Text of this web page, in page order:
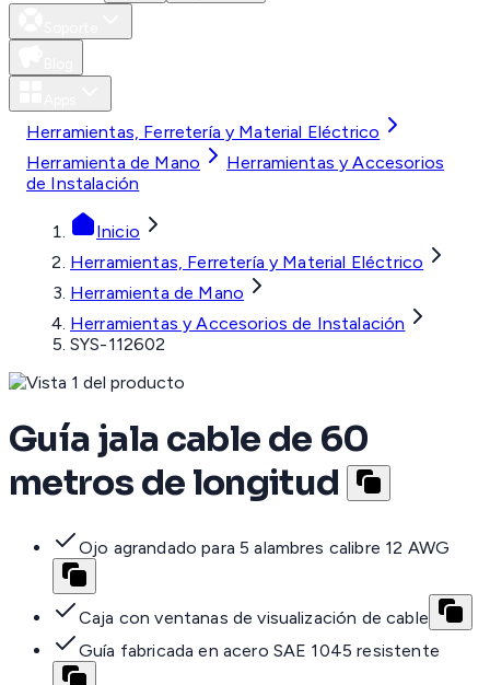
Herramientas, Ferretería y Material Eléctrico
Herramienta de Mano
Herramientas y Accesorios
de Instalación
Inicio
Herramientas, Ferretería y Material Eléctrico
Herramienta de Mano
Herramientas y Accesorios de Instalación
SYS-112602
Guía jala cable de 60
metros de longitud
Ojo agrandado para 5 alambres calibre 12 AWG
Caja con ventanas de visualización de cable
Guía fabricada en acero SAE 1045 resistente